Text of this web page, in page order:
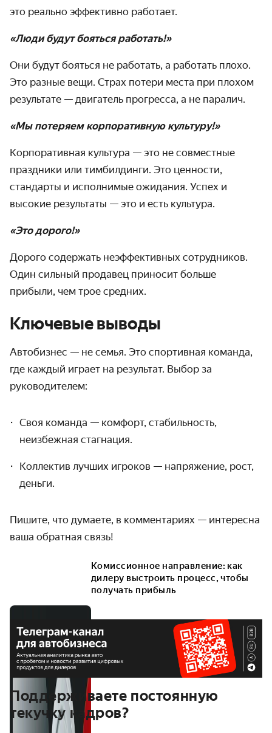
это реально эффективно работает.
«Люди будут бояться работать!»
Они будут бояться не работать, а работать плохо.
Это разные вещи. Страх потери места при плохом
результате — двигатель прогресса, а не паралич.
«Мы потеряем корпоративную культуру!»
Корпоративная культура — это не совместные
праздники или тимбилдинги. Это ценности,
стандарты и исполнимые ожидания. Успех и
высокие результаты — это и есть культура.
«Это дорого!»
Дорого содержать неэффективных сотрудников.
Один сильный продавец приносит больше
прибыли, чем трое средних.
Ключевые выводы
Автобизнес — не семья. Это спортивная команда,
где каждый играет на результат. Выбор за
руководителем:
Своя команда — комфорт, стабильность,
неизбежная стагнация.
Коллектив лучших игроков — напряжение, рост,
деньги.
Пишите, что думаете, в комментариях — интересна
ваша обратная связь!
Комиссионное направление: как
дилеру выстроить процесс, чтобы
получать прибыль
Поддерживаете постоянную
текучку кадров?